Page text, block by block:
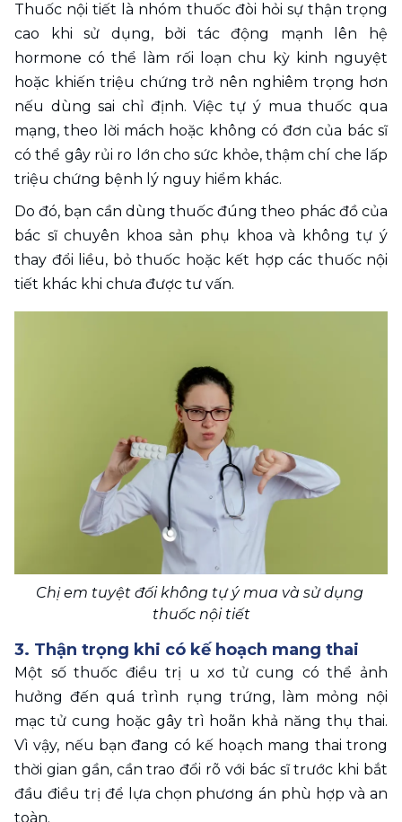
Thuốc nội tiết là nhóm thuốc đòi hỏi sự thận trọng
cao khi sử dụng, bởi tác động mạnh lên hệ
hormone có thể làm rối loạn chu kỳ kinh nguyệt
hoặc khiến triệu chứng trở nên nghiêm trọng hơn
nếu dùng sai chỉ định. Việc tự ý mua thuốc qua
mạng, theo lời mách hoặc không có đơn của bác sĩ
có thể gây rủi ro lớn cho sức khỏe, thậm chí che lấp
triệu chứng bệnh lý nguy hiểm khác.
Do đó, bạn cần dùng thuốc đúng theo phác đồ của
bác sĩ chuyên khoa sản phụ khoa và không tự ý
thay đổi liều, bỏ thuốc hoặc kết hợp các thuốc nội
tiết khác khi chưa được tư vấn.
Chị em tuyệt đối không tự ý mua và sử dụng
thuốc nội tiết
3. Thận trọng khi có kế hoạch mang thai
Một số thuốc điều trị u xơ tử cung có thể ảnh
hưởng đến quá trình rụng trứng, làm mỏng nội
mạc tử cung hoặc gây trì hoãn khả năng thụ thai.
Vì vậy, nếu bạn đang có kế hoạch mang thai trong
thời gian gần, cần trao đổi rõ với bác sĩ trước khi bắt
đầu điều trị để lựa chọn phương án phù hợp và an
toàn.